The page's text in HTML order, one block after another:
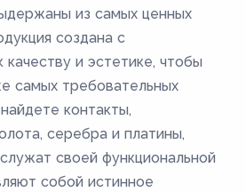
из самых ценных
создана с
и эстетике, чтобы
самых требовательных
контакты,
серебра и платины,
своей функциональной
собой истинное